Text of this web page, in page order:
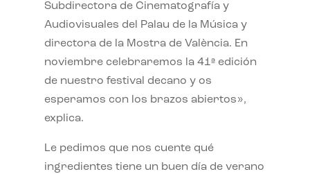
Subdirectora de Cinematografía y
Audiovisuales del Palau de la Música y
directora de la Mostra de València. En
noviembre celebraremos la 41ª edición
de nuestro festival decano y os
esperamos con los brazos abiertos»,
explica.
Le pedimos que nos cuente qué
ingredientes tiene un buen día de verano